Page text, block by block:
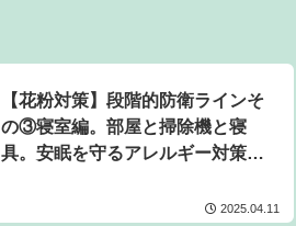
【花粉対策】段階的防衛ラインそ
の③寝室編。部屋と掃除機と寝
具。安眠を守るアレルギー対策寝
スタ綿の人工羽毛布団の効果と2025.04.11